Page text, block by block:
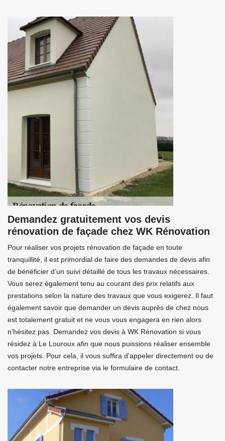
Demandez gratuitement vos devis
rénovation de façade chez WK Rénovation
Pour réaliser vos projets rénovation de façade en toute
tranquillité, il est primordial de faire des demandes de devis afin
de bénéficier d’un suivi détaillé de tous les travaux nécessaires.
Vous serez également tenu au courant des prix relatifs aux
prestations selon la nature des travaux que vous exigerez. Il faut
également savoir que demander un devis auprès de chez nous
est totalement gratuit et ne vous vous engagera en rien alors
n’hésitez pas. Demandez vos devis à WK Rénovation si vous
résidez à Le Louroux afin que nous puissions réaliser ensemble
vos projets. Pour cela, il vous suffira d'appeler directement ou de
contacter notre entreprise via le formulaire de contact.